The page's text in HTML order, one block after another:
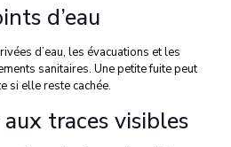
d’eau
d’eau, les évacuations et les
sanitaires. Une petite fuite peut
si elle reste cachée.
aux traces visibles